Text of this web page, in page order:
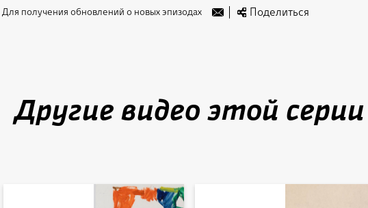
Для получения обновлений о новых эпизодах Email Поделиться
Другие видео этой серии